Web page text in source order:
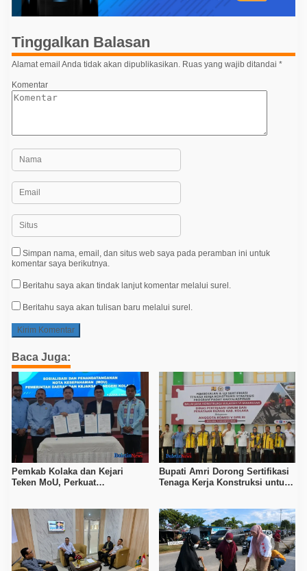
i
p
o
s
Tinggalkan Balasan
Alamat email Anda tidak akan dipublikasikan. Ruas yang wajib ditandai *
Komentar
Simpan nama, email, dan situs web saya pada peramban ini untuk
komentar saya berikutnya.
Beritahu saya akan tindak lanjut komentar melalui surel.
Beritahu saya akan tulisan baru melalui surel.
Baca Juga:
Pemkab Kolaka dan Kejari
Teken MoU, Perkuat
Bupati Amri Dorong Sertifikasi
Tenaga Kerja Konstruksi untuk